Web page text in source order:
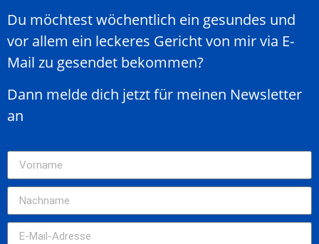
Du möchtest wöchentlich ein gesundes und
vor allem ein leckeres Gericht von mir via E-
Mail zu gesendet bekommen?
Dann melde dich jetzt für meinen Newsletter
an